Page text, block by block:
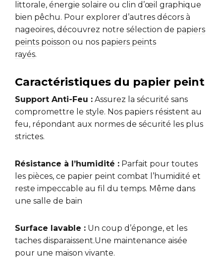
littorale, énergie solaire ou clin d’œil graphique
bien pêchu. Pour explorer d’autres décors à
nageoires, découvrez notre sélection de papiers
peints poisson ou nos papiers peints
rayés.
Caractéristiques du papier peint
Support Anti-Feu : Assurez la sécurité sans
compromettre le style. Nos papiers résistent au
feu, répondant aux normes de sécurité les plus
strictes.
Résistance à l’humidité : Parfait pour toutes
les pièces, ce papier peint combat l’humidité et
reste impeccable au fil du temps. Même dans
une salle de bain
Surface lavable : Un coup d’éponge, et les
taches disparaissent.Une maintenance aisée
pour une maison vivante.